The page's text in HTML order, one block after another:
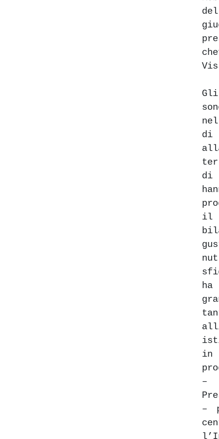
di
di
il
ha
in
–
–